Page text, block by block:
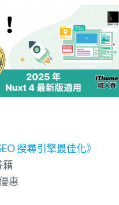
搜尋引擎最佳化》
籍
惠